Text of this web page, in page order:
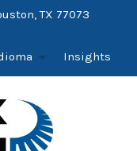
TX 77073
Insights